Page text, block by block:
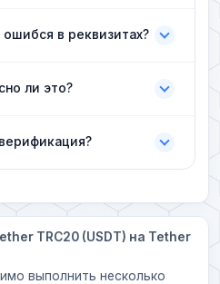
в реквизитах?
ли это?
TRC20 (USDT) на Tether
выполнить несколько